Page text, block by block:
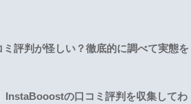
評判が怪しい？徹底的に調べて実態を
InstaBooostの口コミ評判を収集してわ